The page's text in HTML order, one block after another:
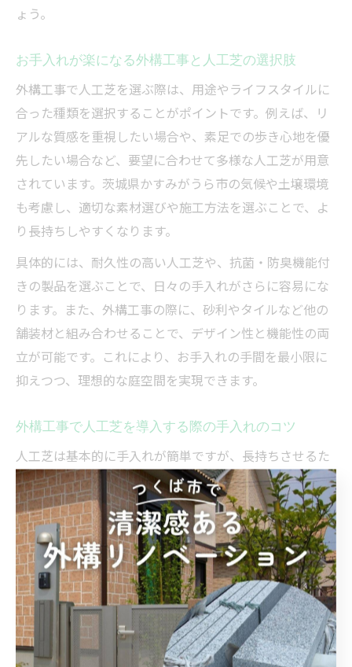
ょう。
お手入れが楽になる外構工事と人工芝の選択肢
外構工事で人工芝を選ぶ際は、用途やライフスタイルに
合った種類を選択することがポイントです。例えば、リ
アルな質感を重視したい場合や、素足での歩き心地を優
先したい場合など、要望に合わせて多様な人工芝が用意
されています。茨城県かすみがうら市の気候や土壌環境
も考慮し、適切な素材選びや施工方法を選ぶことで、よ
り長持ちしやすくなります。
具体的には、耐久性の高い人工芝や、抗菌・防臭機能付
きの製品を選ぶことで、日々の手入れがさらに容易にな
ります。また、外構工事の際に、砂利やタイルなど他の
舗装材と組み合わせることで、デザイン性と機能性の両
立が可能です。これにより、お手入れの手間を最小限に
抑えつつ、理想的な庭空間を実現できます。
外構工事で人工芝を導入する際の手入れのコツ
人工芝は基本的に手入れが簡単ですが、長持ちさせるた
めのポイントがいくつかあります。外構工事でしっかり
と下地を整えてもらうことで、日常的なお手入れはほう
きやブロワーでの落ち葉掃除、時折の水洗い程度で十分
です。特にペットを飼っている場合は、排泄後に水で洗
い流すことで清潔さを保てます。
また、人工芝の毛並みが寝てしまった場合は、デッキブ
ラシなどで軽く起こすと見た目の美しさが復活します。
施工業者からアフターケアのアドバイスを受けること